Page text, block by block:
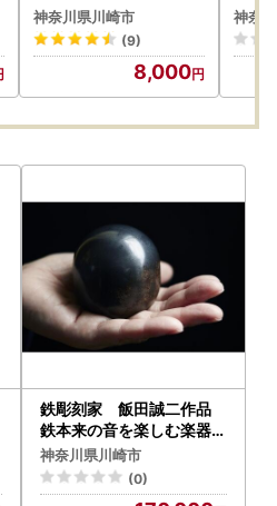
ハラミ
神奈川県川崎市
(9)
8,000
ロ
神奈
鉄彫刻家 飯田誠二作品
鉄本来の音を楽しむ楽器「
Sei」（黒錆色タイプ）
神奈川県川崎市
(0)